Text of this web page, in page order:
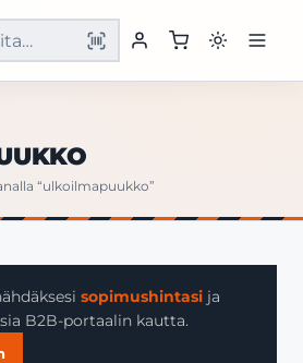
“ulkoilmapuukko”
sopimushintasi ja
B2B-portaalin kautta.